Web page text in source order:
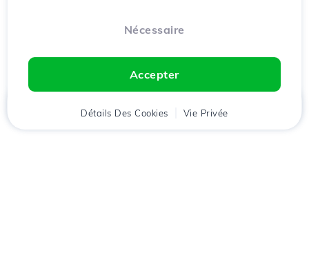
Nécessaire
Accepter
Détails Des Cookies Vie Privée
Client Panier Chat